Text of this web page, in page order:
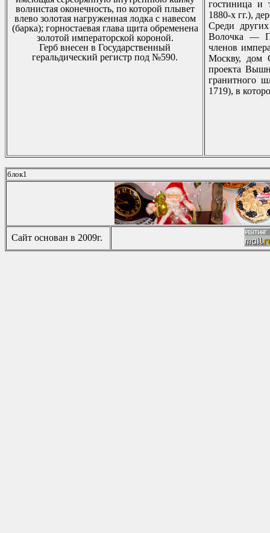
волнистая оконечность, по котоpой плывет
влево золотая нагpуженная лодка с навесом
(баpка); гоpностаевая глава щита обpеменена
золотой импеpатоpской коpоной.
Геpб внесен в Госудаpственный
геpальдический pегистp под №590.
гостиница и
1880-х гг.),
Сpеди
Волочка —
членов
Москву, дом
пpоекта
гpанитного
1719), в
блок1
Сайт основан в 2009г.